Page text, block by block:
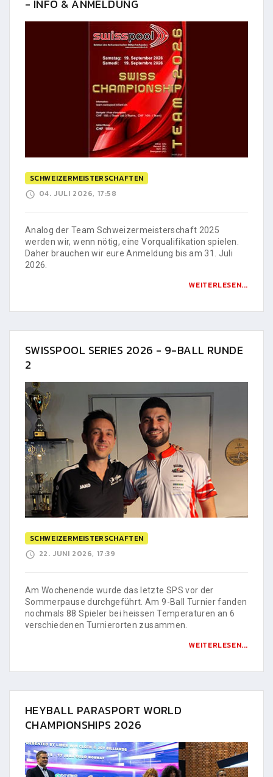
- INFO & ANMELDUNG
SCHWEIZERMEISTERSCHAFTEN
04. JULI 2026, 17:58
Analog der Team Schweizermeisterschaft 2025
werden wir, wenn nötig, eine Vorqualifikation spielen.
Daher brauchen wir eure Anmeldung bis am 31. Juli
2026.
WEITERLESEN...
SWISSPOOL SERIES 2026 - 9-BALL RUNDE
2
SCHWEIZERMEISTERSCHAFTEN
22. JUNI 2026, 17:39
Am Wochenende wurde das letzte SPS vor der
Sommerpause durchgeführt. Am 9-Ball Turnier fanden
nochmals 88 Spieler bei heissen Temperaturen an 6
verschiedenen Turnierorten zusammen.
WEITERLESEN...
HEYBALL PARASPORT WORLD
CHAMPIONSHIPS 2026